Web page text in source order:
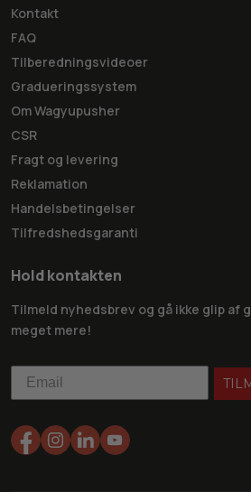
Kontakt
FAQ
Tilberedningsvideoer
Gradueringssystem
Om Wagyupusher
CSR
Fragt og levering
Reklamation
Handelsbetingelser
Tilfredshedsgaranti
Hold kontakten
Tilmeld nyhedsbrev og gå ikke glip af
meget mere!